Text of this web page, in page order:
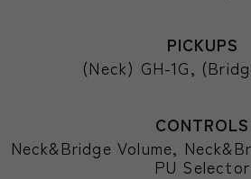
PICKUPS
(Neck) GH-1G,
CONTROLS
Neck&Bridge Volume,
PU Selector